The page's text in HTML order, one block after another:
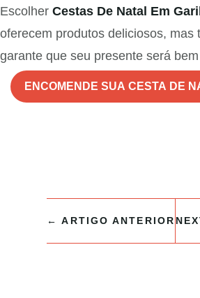
Escolher Cestas De Natal Em
oferecem produtos deliciosos,
garante que seu presente será
ENCOMENDE SUA CESTA DE
←ARTIGO ANTERIOR